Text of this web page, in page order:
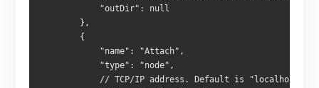
            "outDir": null
        },
        {
            "name": "Attach",
            "type": "node",
            // TCP/IP address. Default is "localhost".